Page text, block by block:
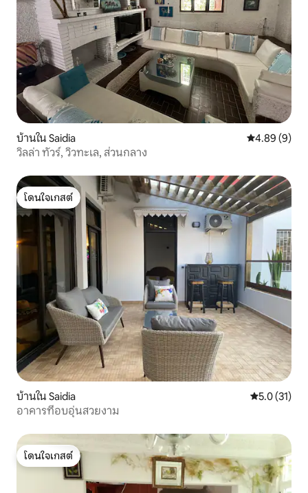
บ้านใน Saidia คะแนนเฉลี่ย
4.89 (9)
วิลล่า ทัวร์, วิวทะเล, ส่วนกลาง
โดนใจเกสต์
โดนใจเกสต์
บ้านใน Saidia คะแนนเฉลี่ย
5.0 (31)
อาคารที่อบอุ่นสวยงาม
โดนใจเกสต์
โดนใจเกสต์